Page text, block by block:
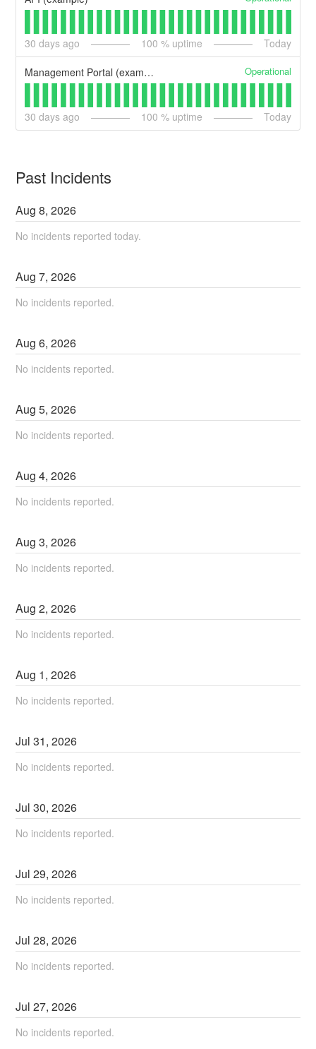
30 days ago 100 % uptime Today
Management Portal (example) Operational
30 days ago 100 % uptime Today
Past Incidents
Aug8,2026
No incidents reported today.
Aug7,2026
No incidents reported.
Aug6,2026
No incidents reported.
Aug5,2026
No incidents reported.
Aug4,2026
No incidents reported.
Aug3,2026
No incidents reported.
Aug2,2026
No incidents reported.
Aug 1,2026
No incidents reported.
Jul31,2026
No incidents reported.
Jul30,2026
No incidents reported.
Jul29,2026
No incidents reported.
Jul28,2026
No incidents reported.
Jul27,2026
No incidents reported.